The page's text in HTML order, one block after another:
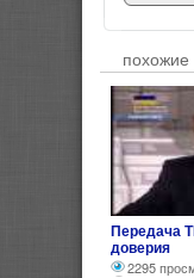
похожие
Передача
доверия
2295